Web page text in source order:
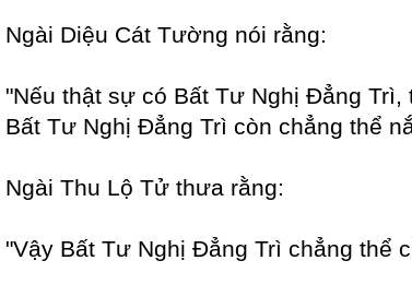
Ngài Diệu Cát Tường nói rằng:
"Nếu thật sự có Bất Tư Nghị Đẳng
Bất Tư Nghị Đẳng Trì còn chẳng thể
Ngài Thu Lộ Tử thưa rằng:
"Vậy Bất Tư Nghị Đẳng Trì chẳng thể